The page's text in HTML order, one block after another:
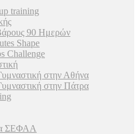
training
90 Ημερών
Shape
Challenge
στην Αθήνα
στην Πάτρα
ΣΕΦΑΑ